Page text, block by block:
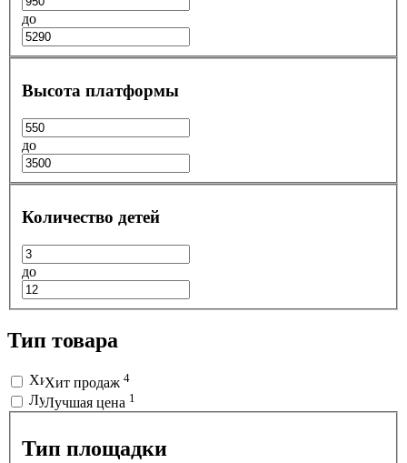
до
Высота платформы
до
Количество детей
до
Тип товара
Хит продаж 4
Лучшая цена 1
Тип площадки